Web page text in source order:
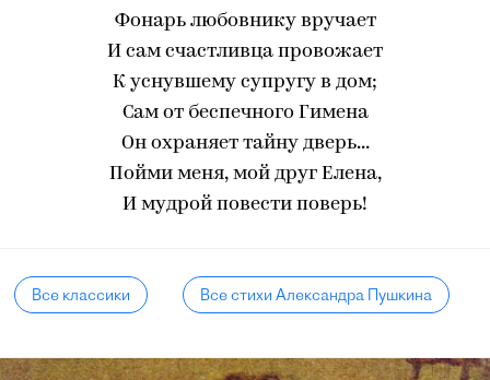
Фонарь любовнику вручает
И сам счастливца провожает
К уснувшему супругу в дом;
Сам от беспечного Гимена
Он охраняет тайну дверь...
Пойми меня, мой друг Елена,
И мудрой повести поверь!
Все классики Все стихи Александра Пушкина